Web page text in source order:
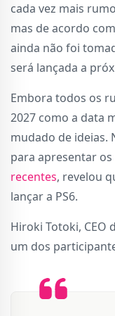
cada vez mais
mas de acordo
ainda não foi
será lançada a
Embora todos os
2027 como a data
mudado de ideias.
para apresentar os
recentes, revelou
lançar a PS6.
Hiroki Totoki, CEO
um dos